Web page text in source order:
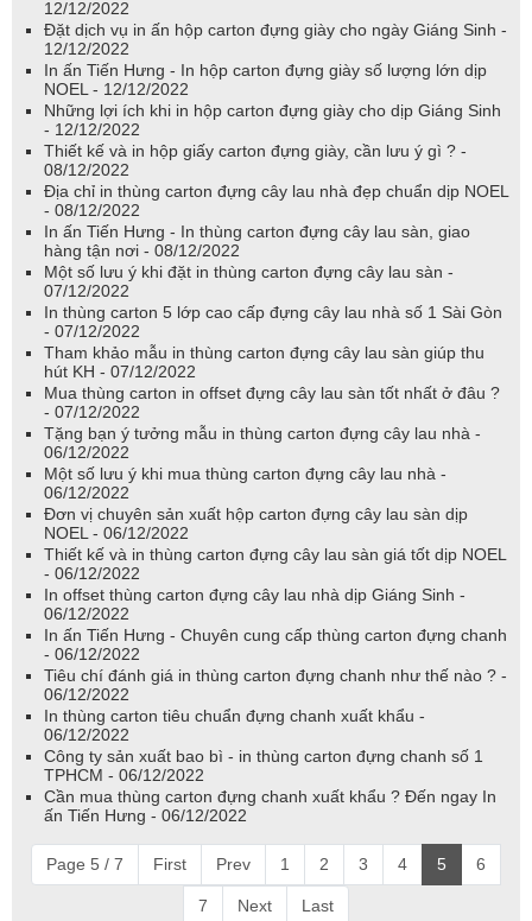
12/12/2022
Đặt dịch vụ in ấn hộp carton đựng giày cho ngày Giáng Sinh -
12/12/2022
In ấn Tiến Hưng - In hộp carton đựng giày số lượng lớn dịp
NOEL - 12/12/2022
Những lợi ích khi in hộp carton đựng giày cho dịp Giáng Sinh
- 12/12/2022
Thiết kế và in hộp giấy carton đựng giày, cần lưu ý gì ? -
08/12/2022
Địa chỉ in thùng carton đựng cây lau nhà đẹp chuẩn dịp NOEL
- 08/12/2022
In ấn Tiến Hưng - In thùng carton đựng cây lau sàn, giao
hàng tận nơi - 08/12/2022
Một số lưu ý khi đặt in thùng carton đựng cây lau sàn -
07/12/2022
In thùng carton 5 lớp cao cấp đựng cây lau nhà số 1 Sài Gòn
- 07/12/2022
Tham khảo mẫu in thùng carton đựng cây lau sàn giúp thu
hút KH - 07/12/2022
Mua thùng carton in offset đựng cây lau sàn tốt nhất ở đâu ?
- 07/12/2022
Tặng bạn ý tưởng mẫu in thùng carton đựng cây lau nhà -
06/12/2022
Một số lưu ý khi mua thùng carton đựng cây lau nhà -
06/12/2022
Đơn vị chuyên sản xuất hộp carton đựng cây lau sàn dịp
NOEL - 06/12/2022
Thiết kế và in thùng carton đựng cây lau sàn giá tốt dịp NOEL
- 06/12/2022
In offset thùng carton đựng cây lau nhà dịp Giáng Sinh -
06/12/2022
In ấn Tiến Hưng - Chuyên cung cấp thùng carton đựng chanh
- 06/12/2022
Tiêu chí đánh giá in thùng carton đựng chanh như thế nào ? -
06/12/2022
In thùng carton tiêu chuẩn đựng chanh xuất khẩu -
06/12/2022
Công ty sản xuất bao bì - in thùng carton đựng chanh số 1
TPHCM - 06/12/2022
Cần mua thùng carton đựng chanh xuất khẩu ? Đến ngay In
ấn Tiến Hưng - 06/12/2022
Page 5 / 7 First Prev 1 2 3 4 5 6
7 Next Last